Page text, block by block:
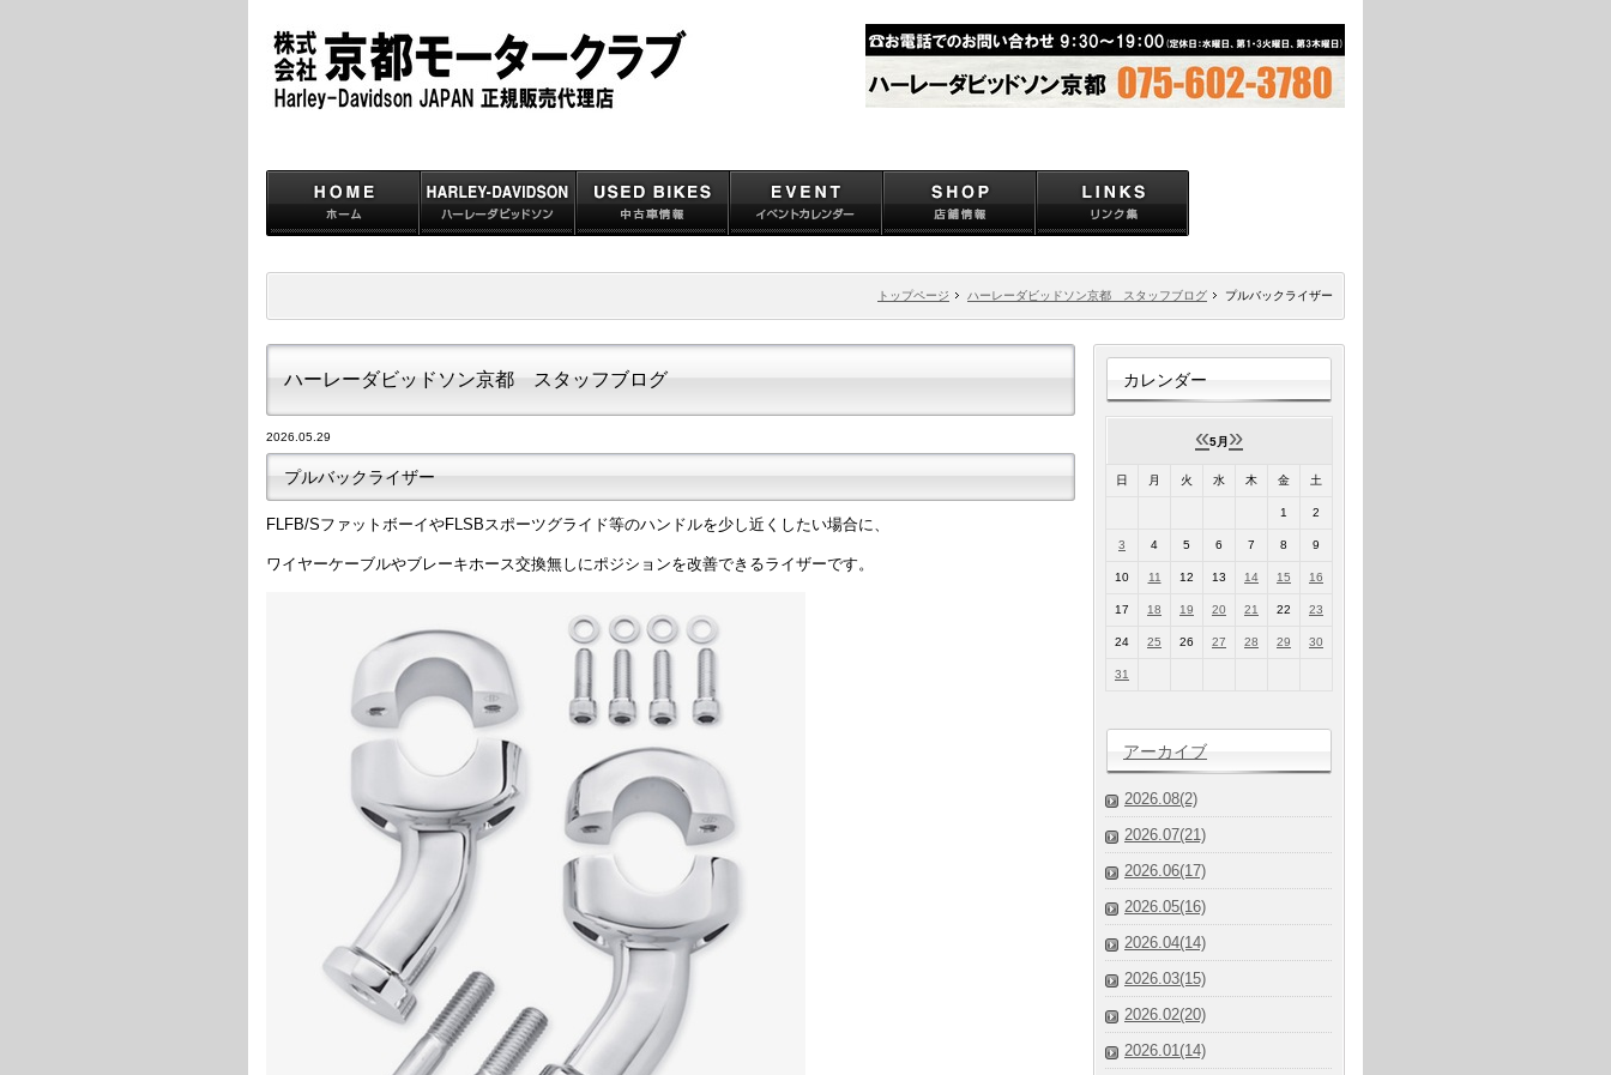
トップページ ハーレーダビッドソン京都 スタッフブログ プルバックライザー
ハーレーダビッドソン京都 スタッフブログ
2026.05.29
プルバックライザー
FLFB/SファットボーイやFLSBスポーツグライド等のハンドルを少し近くしたい場合に、
ワイヤーケーブルやブレーキホース交換無しにポジションを改善できるライザーです。
カレンダー
«5月 »
日 月 火 水 木 金 土
1 2
3 4 5 6 7 8 9
10 11 12 13 14 15 16
17 18 19 20 21 22 23
24 25 26 27 28 29 30
31
アーカイブ
2026.08(2)
2026.07(21)
2026.06(17)
2026.05(16)
2026.04(14)
2026.03(15)
2026.02(20)
2026.01(14)